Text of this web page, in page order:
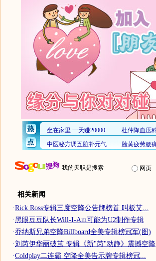
我的天职是搜索 网页
相关新闻
·Rick Ross专辑三度空降公告牌榜首 叫板艾...
·黑眼豆豆队长Will-I-Am可能为U2制作专辑
·乔纳斯兄弟空降Billboard全美专辑榜冠军(图)
·刘芮伊华丽破茧 专辑《新"芮"动静》震撼空降
·Coldplay二连霸 空降全美告示牌专辑榜冠...